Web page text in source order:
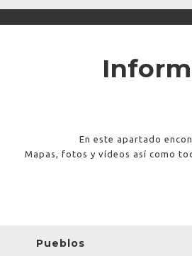
En este apartado
Mapas, fotos y vídeos así como
Pueblos